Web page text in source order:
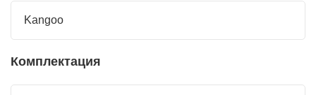
Kangoo
Комплектация